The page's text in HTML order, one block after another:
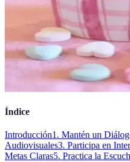
Índice
Introducción1. Mantén un
Audiovisuales3. Participa en
Metas Claras5. Practica la